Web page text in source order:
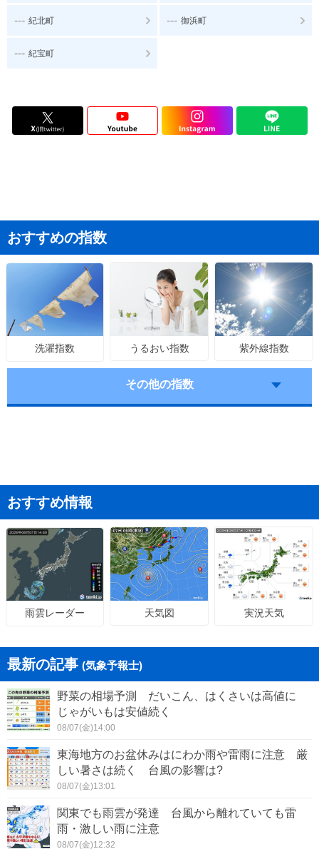
--- 紀北町 --- 御浜町
--- 紀宝町
おすすめの指数
洗濯指数 うるおい指数 紫外線指数
その他の指数
おすすめ情報
雨雲レーダー 天気図 実況天気
最新の記事 (気象予報士)
野菜の相場予測 だいこん、はくさいは高値に
じゃがいもは安値続く
08/07(金)14:00
東海地方のお盆休みはにわか雨や雷雨に注意 厳
しい暑さは続く 台風の影響は?
08/07(金)13:01
関東でも雨雲が発達 台風から離れていても雷
雨・激しい雨に注意
08/07(金)12:32